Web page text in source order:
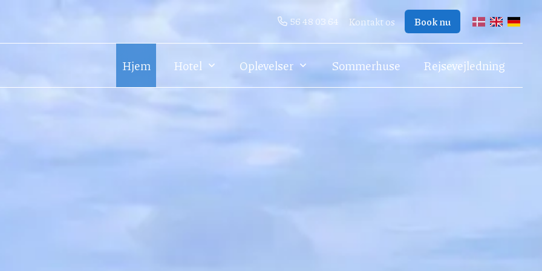
56 48 03 64 Kontakt os
Hjem Hotel Oplevelser Sommerhuse Rejsevejledning
Book nu